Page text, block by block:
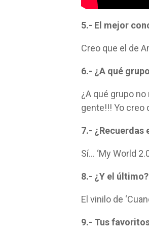
5.- El mejor
Creo que el de
6.- ¿A qué
¿A qué grupo
gente!!! Yo creo
7.-
Sí… ‘My World
8.- ¿Y el último?
El vinilo de
9.- Tus